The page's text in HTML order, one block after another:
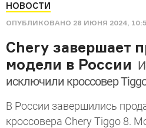
НОВОСТИ
ОПУБЛИКОВАНО 28 ИЮНЯ 2024,
Chery завершает
модели в России
исключили кроссовер
В России завершились
кроссовера Сhery Tiggo 8.